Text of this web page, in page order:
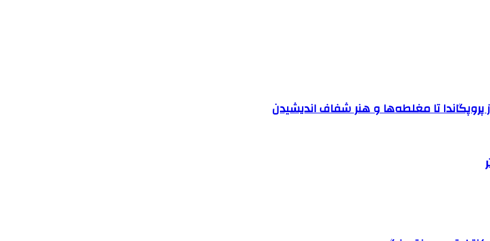
تا مغلطه‌ها و هنر شفاف اندیشیدن